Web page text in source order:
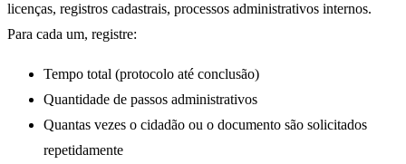
licenças, registros cadastrais, processos administrativos internos.
Para cada um, registre:
Tempo total (protocolo até conclusão)
Quantidade de passos administrativos
Quantas vezes o cidadão ou o documento são solicitados
repetidamente